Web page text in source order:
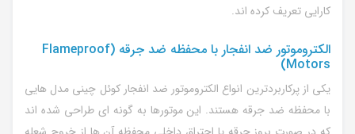
کارایی تعریف کرده اند.
الکتروموتور ضد انفجار با محفظه ضد جرقه (Flameproof
Motors)
یکی از پرکاربردترین انواع الکتروموتور ضد انفجار کوئل چینی مدل هایی
با محفظه ضد جرقه هستند. این موتورها به گونه ای طراحی شده اند